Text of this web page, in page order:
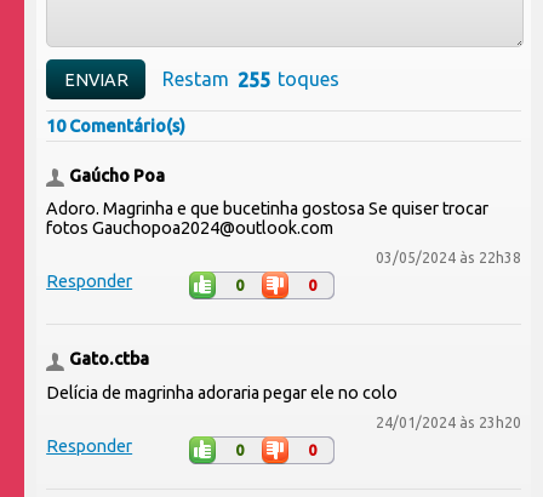
Restam toques
10 Comentário(s)
Gaúcho Poa
Adoro. Magrinha e que bucetinha gostosa Se quiser trocar
fotos Gauchopoa2024@outlook.com
03/05/2024 às 22h38
Responder 0 0
Gato.ctba
Delícia de magrinha adoraria pegar ele no colo
24/01/2024 às 23h20
Responder 0 0